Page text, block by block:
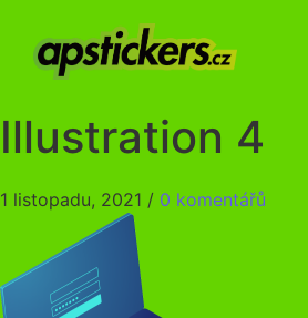
Illustration 4
1 listopadu, 2021 / 0 komentářů